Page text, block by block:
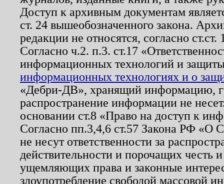
Доступ к архивным документам
ст. 24 вышеобозначенного закона.
редакции не относятся, согласно
Согласно ч.2. п.3. ст.17
информационных технологий и
информационных технологиях и о
«Дебри-ДВ», хранящий информацию,
распространение информации не
основании ст.8 «Право на доступ к
Согласно пп.3,4,6 ст.57 Закона РФ «О
не несут ответственности за
действительности и порочащих честь
ущемляющих права и законные
злоупотребление свободой массовой